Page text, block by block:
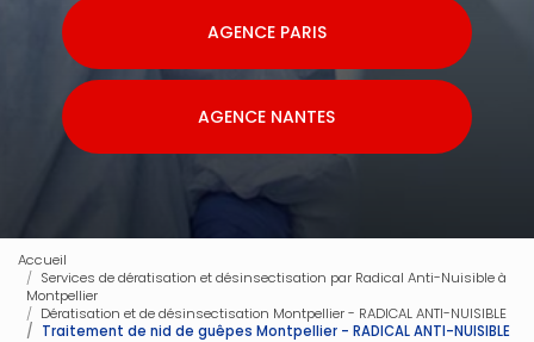
AGENCE PARIS
AGENCE NANTES
Accueil
Services de dératisation et désinsectisation par Radical Anti-Nuisible à
Montpellier
Dératisation et de désinsectisation Montpellier - RADICAL ANTI-NUISIBLE
Traitement de nid de guêpes Montpellier - RADICAL ANTI-NUISIBLE